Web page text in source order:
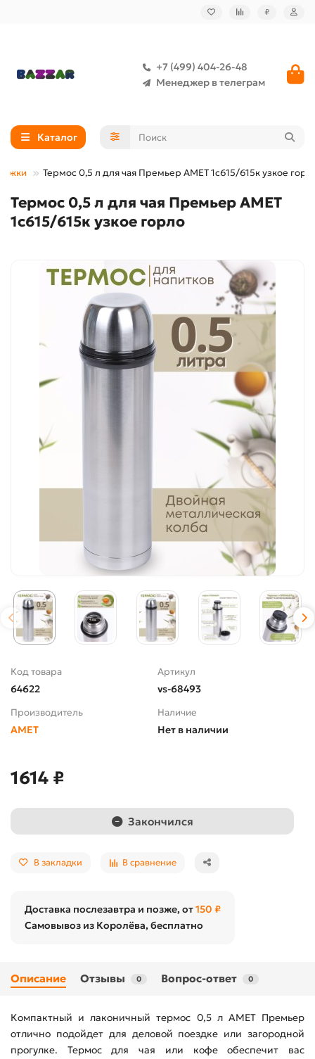
₽
+7 (499) 404-26-48
Менеджер в телеграм
Каталог
Термос 0,5 л для чая Премьер АМЕТ 1с615/615к узкое
Термос 0,5 л для чая Премьер АМЕТ
1с615/615к узкое горло
Код товара
64622
Артикул
vs-68493
Производитель
АМЕТ
Наличие
Нет в наличии
1614 ₽
Закончился
В закладки В сравнение
Доставка послезавтра и позже, от150 ₽
Самовывоз из Королёва, бесплатно
Описание Отзывы 0 Вопрос-ответ 0
Компактный и лаконичный термос 0,5 л АМЕТ Премьер
отлично подойдет для деловой поездке или загородной
прогулке. Термос для чая или кофе обеспечит вас